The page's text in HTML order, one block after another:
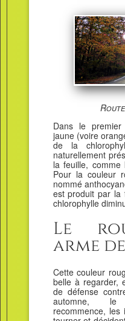
Dans le
jaune (voire
de la
naturellement
la feuille, comme
Pour la couleur
nommé
est produit par la
chlorophylle
Le
arme
Cette couleur
belle à regarder,
de défense
automne, le
recommence,